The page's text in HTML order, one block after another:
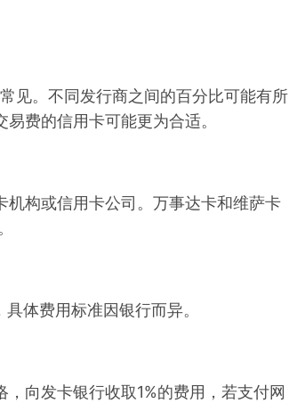
。不同发行商之间的百分比可能有所
费的信用卡可能更为合适。
构或信用卡公司。万事达卡和维萨卡
体费用标准因银行而异。
向发卡银行收取1%的费用，若支付网